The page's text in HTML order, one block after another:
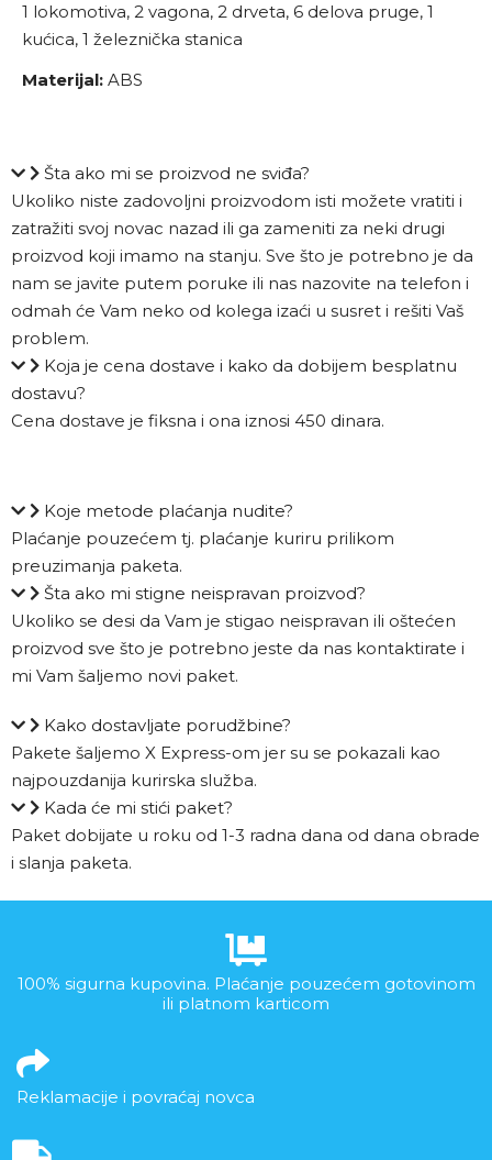
1 lokomotiva, 2 vagona, 2 drveta, 6 delova pruge, 1
kućica, 1 železnička stanica
Materijal: ABS
Šta ako mi se proizvod ne sviđa?
Ukoliko niste zadovoljni proizvodom isti možete vratiti i
zatražiti svoj novac nazad ili ga zameniti za neki drugi
proizvod koji imamo na stanju. Sve što je potrebno je da
nam se javite putem poruke ili nas nazovite na telefon i
odmah će Vam neko od kolega izaći u susret i rešiti Vaš
problem.
Koja je cena dostave i kako da dobijem besplatnu
dostavu?
Cena dostave je fiksna i ona iznosi 450 dinara.
Koje metode plaćanja nudite?
Plaćanje pouzećem tj. plaćanje kuriru prilikom
preuzimanja paketa.
Šta ako mi stigne neispravan proizvod?
Ukoliko se desi da Vam je stigao neispravan ili oštećen
proizvod sve što je potrebno jeste da nas kontaktirate i
mi Vam šaljemo novi paket.
Kako dostavljate porudžbine?
Pakete šaljemo X Express-om jer su se pokazali kao
najpouzdanija kurirska služba.
Kada će mi stići paket?
Paket dobijate u roku od 1-3 radna dana od dana obrade
i slanja paketa.
100% sigurna kupovina. Plaćanje pouzećem gotovinom
ili platnom karticom
Reklamacije i povraćaj novca